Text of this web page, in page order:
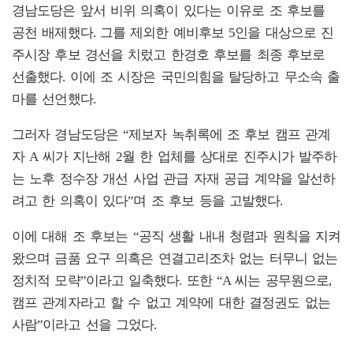
경남도당은 앞서 비위 의혹이 있다는 이유로 조 후보를
공천 배제했다. 그를 제외한 예비후보 5인을 대상으로 진
주시장 후보 경선을 치렀고 한경호 후보를 최종 후보로
선출했다. 이에 조 시장은 국민의힘을 탈당하고 무소속 출
마를 선언했다.
그러자 경남도당은 “제보자 녹취록에 조 후보 캠프 관계
자 A 씨가 지난해 2월 한 업체를 상대로 진주시가 발주하
는 노후 정수장 개선 사업 관급 자재 공급 계약을 알선하
려고 한 의혹이 있다”며 조 후보 등을 고발했다.
이에 대해 조 후보는 “공직 생활 내내 청렴과 원칙을 지켜
왔으며 금품 요구 의혹은 연결고리조차 없는 터무니 없는
정치적 모략”이라고 일축했다. 또한 “A 씨는 공무원으로,
캠프 관계자라고 할 수 없고 계약에 대한 결정권도 없는
사람”이라고 선을 그었다.